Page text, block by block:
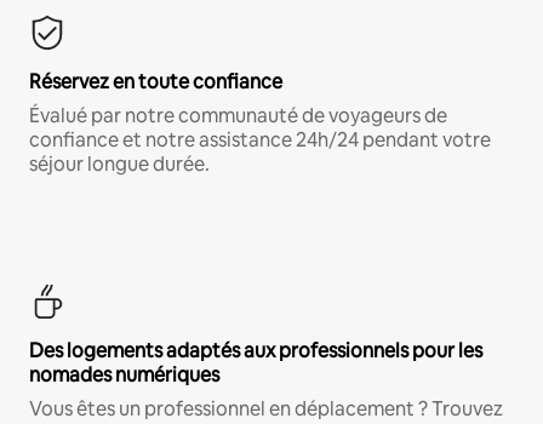
Réservez en toute confiance
Évalué par notre communauté de voyageurs de
confiance et notre assistance 24h/24 pendant votre
séjour longue durée.
Des logements adaptés aux professionnels pour les
nomades numériques
Vous êtes un professionnel en déplacement ? Trouvez